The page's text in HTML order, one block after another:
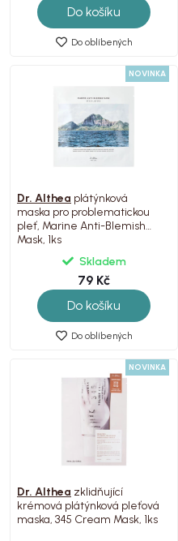
Do košíku
Do oblíbených
NOVINKA
Dr. Althea plátýnková
maska pro problematickou
pleť, Marine Anti-Blemish
Mask, 1ks
Skladem
79 Kč
Do košíku
Do oblíbených
NOVINKA
Dr. Althea zklidňující
krémová plátýnková pleťová
maska, 345 Cream Mask, 1ks